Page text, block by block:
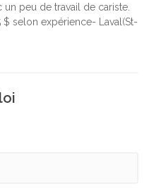
un peu de travail de cariste.
$ selon expérience- Laval(St-